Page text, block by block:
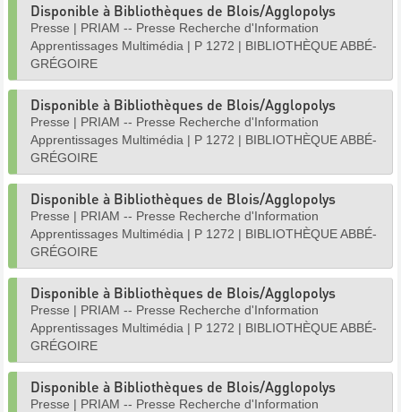
Disponible à Bibliothèques de Blois/Agglopolys
Presse | PRIAM -- Presse Recherche d'Information
Apprentissages Multimédia | P 1272 | BIBLIOTHÈQUE ABBÉ-
GRÉGOIRE
Disponible à Bibliothèques de Blois/Agglopolys
Presse | PRIAM -- Presse Recherche d'Information
Apprentissages Multimédia | P 1272 | BIBLIOTHÈQUE ABBÉ-
GRÉGOIRE
Disponible à Bibliothèques de Blois/Agglopolys
Presse | PRIAM -- Presse Recherche d'Information
Apprentissages Multimédia | P 1272 | BIBLIOTHÈQUE ABBÉ-
GRÉGOIRE
Disponible à Bibliothèques de Blois/Agglopolys
Presse | PRIAM -- Presse Recherche d'Information
Apprentissages Multimédia | P 1272 | BIBLIOTHÈQUE ABBÉ-
GRÉGOIRE
Disponible à Bibliothèques de Blois/Agglopolys
Presse | PRIAM -- Presse Recherche d'Information